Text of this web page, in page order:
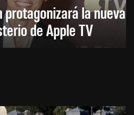
protagonizará la nueva
de Apple TV